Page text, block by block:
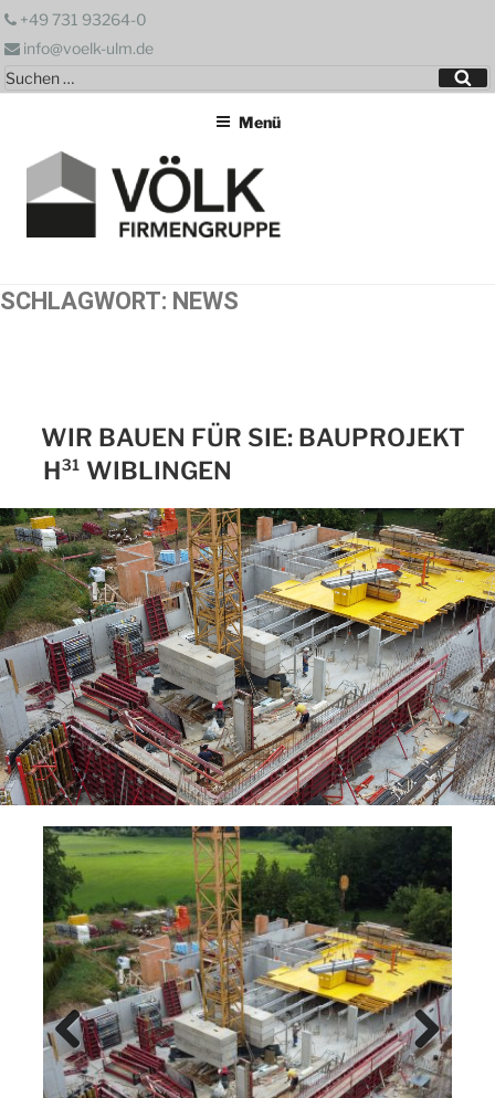
Zum
springen
+49 731 93264-0
info@voelk-ulm.de
Suchen
nach:
Menü
SCHLAGWORT: NEWS
WIR BAUEN FÜR SIE: BAUPROJEKT
H³¹ WIBLINGEN
Previ
ous
Next